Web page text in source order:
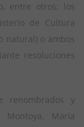
entre otros; los
de Cultura
natural) o ambos
resoluciones
renombrados y
Montoya, María